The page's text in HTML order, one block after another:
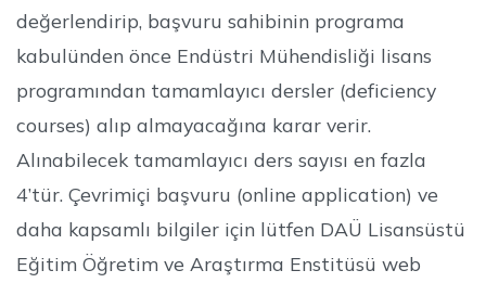
değerlendirip, başvuru sahibinin programa
kabulünden önce Endüstri Mühendisliği lisans
programından tamamlayıcı dersler (deficiency
courses) alıp almayacağına karar verir.
Alınabilecek tamamlayıcı ders sayısı en fazla
4’tür. Çevrimiçi başvuru (online application) ve
daha kapsamlı bilgiler için lütfen DAÜ Lisansüstü
Eğitim Öğretim ve Araştırma Enstitüsü web